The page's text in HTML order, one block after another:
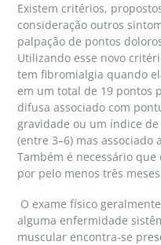
Existem critérios,
consideração outros
palpação de pontos
Utilizando esse novo
tem fibromialgia quando
em um total de 19 pontos
difusa associado com
gravidade ou um índice
(entre 3–6) mas associado
Também é necessário
por pelo menos três
O exame físico
alguma enfermidade
muscular encontra-se